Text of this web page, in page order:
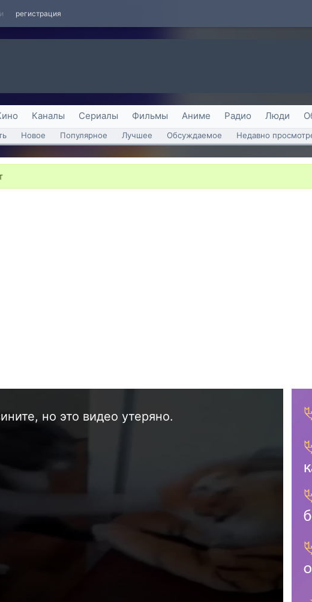
регистрация
Каналы Сериалы Фильмы Аниме Радио Люди
Новое Популярное Лучшее Обсуждаемое Недавно
но это видео утеряно.